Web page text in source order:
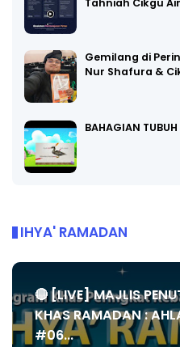
Tahniah Cikgu
Gemilang di
Nur Shafura &
BAHAGIAN
IHYA' RAMADAN
🔴 [LIVE] MAJLIS
KHAS RAMADAN :
#06...